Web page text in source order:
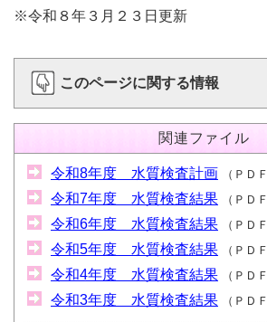
※令和８年３月２３日更新
このページに関する情報
関連ファイル
令和8年度 水質検査計画 （ ＰＤＦ
令和7年度 水質検査結果 （ ＰＤＦ
令和6年度 水質検査結果 （ ＰＤＦ
令和5年度 水質検査結果 （ ＰＤＦ
令和4年度 水質検査結果 （ ＰＤＦ
令和3年度 水質検査結果 （ ＰＤＦ